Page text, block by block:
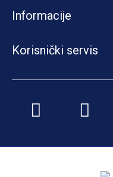
Informacije
Korisnički servis